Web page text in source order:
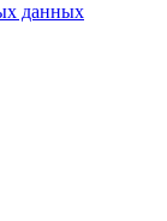
данных